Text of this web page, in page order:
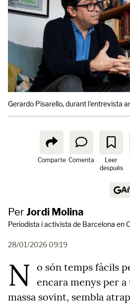
Gerardo Pisarello, durant l'entrevista
Comparte Comenta
Leer
después
PerJordi Molina
Periodista i activista de Barcelona en
28/01/2026 09:19
N o són temps fàcils
encara menys per
massa sovint, sembla